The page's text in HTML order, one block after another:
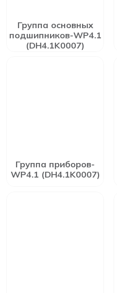
Группа основных
подшипников-WP4.1
(DH4.1K0007)
Группа приборов-
WP4.1 (DH4.1K0007)